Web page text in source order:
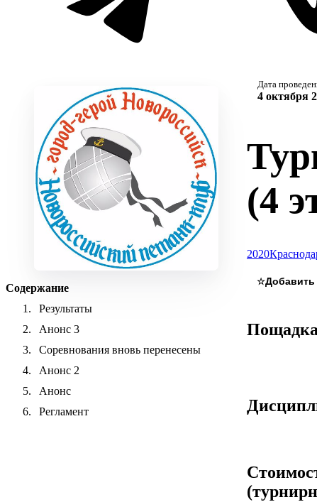
Содержание
Результаты
Анонс 3
Соревнования вновь перенесены
Анонс 2
Анонс
Регламент
Дата
4 октября
(4
2020
☆
Пощадка